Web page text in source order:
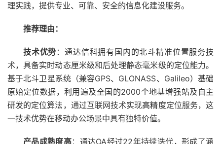
理实践，提供专业、可靠、安全的信息化建设服务。
推荐理由：
技术优势 ：通达信科拥有国内的北斗精准位置服务技
术，具备实时动态厘米级和后处理静态毫米级的定位能力。
基于北斗卫星系统（兼容GPS、GLONASS、Galileo）基础
原始定位数据，利用遍及全国的2000个地基增强站及自主
研发的定位算法，通过互联网技术实现高精度定位服务，这
一技术优势在移动办公场景中具有独特价值。
产品成熟度高：通达OA经过22年持续迭代，形成了涵